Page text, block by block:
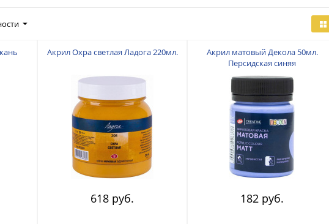
Акрил Охра светлая Ладога 220мл.
618 руб.
Акрил матовый Декола 50мл.
Персидская синяя
182 руб.